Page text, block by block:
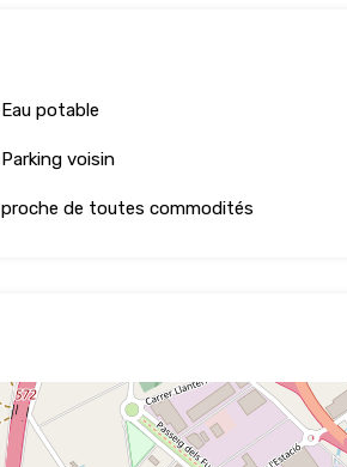
Eau potable
Parking voisin
proche de toutes commodités